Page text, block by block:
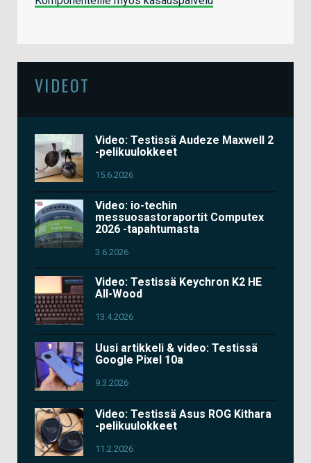
VIDEOT
Video: Testissä Audeze Maxwell 2
-pelikuulokkeet
15.6.2026
Video: io-techin
messuosastoraportit Computex
2026 -tapahtumasta
3.6.2026
Video: Testissä Keychron K2 HE
All-Wood
13.4.2026
Uusi artikkeli & video: Testissä
Google Pixel 10a
9.3.2026
Video: Testissä Asus ROG Kithara
-pelikuulokkeet
11.2.2026